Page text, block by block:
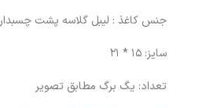
جنس کاغذ : لیبل گلاسه پشت چسبدار
سایز: 15 * 21
تعداد: یگ برگ مطابق تصویر